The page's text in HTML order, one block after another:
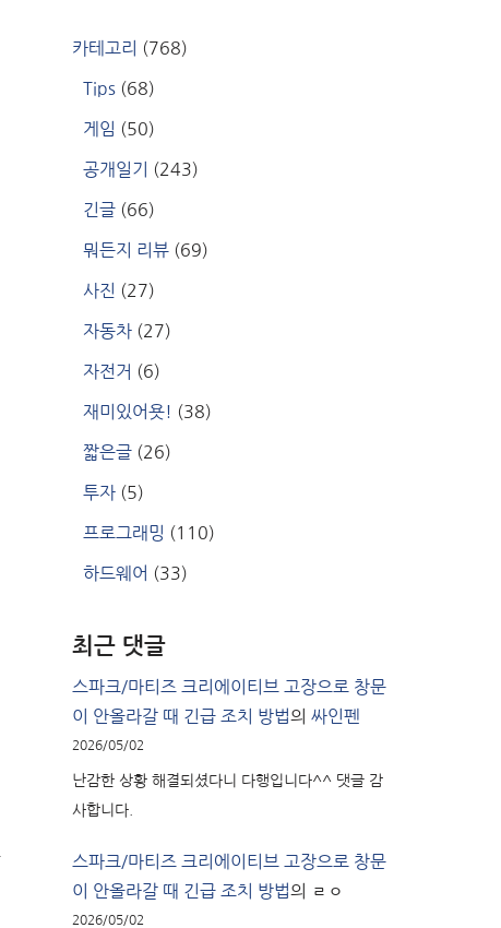
카테고리 (768)
Tips (68)
게임 (50)
공개일기 (243)
긴글 (66)
뭐든지 리뷰 (69)
사진 (27)
자동차 (27)
자전거 (6)
재미있어욧! (38)
짧은글 (26)
투자 (5)
프로그래밍 (110)
하드웨어 (33)
최근 댓글
스파크/마티즈 크리에이티브 고장으로 창문
이 안올라갈 때 긴급 조치 방법의 싸인펜
2026/05/02
난감한 상황 해결되셨다니 다행입니다^^ 댓글 감
사합니다.
스파크/마티즈 크리에이티브 고장으로 창문
이 안올라갈 때 긴급 조치 방법의 ㄹㅇ
2026/05/02